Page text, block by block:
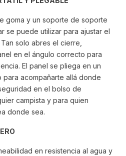
goma y un soporte de soporte
se puede utilizar para ajustar el
solo abres el cierre,
en el ángulo correcto para
El panel se pliega en un
acompañarte allá donde
en el bolso de
campista y para quien
donde sea.
en resistencia al agua y